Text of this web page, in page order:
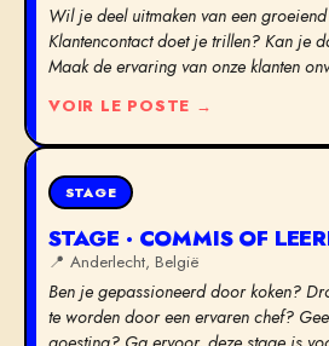
Wil je deel uitmaken van een
Klantencontact doet je trillen? Kan je
Maak de ervaring van onze klanten
VOIR LE POSTE →
STAGE
STAGE · COMMIS OF
📍 Anderlecht, België
Ben je gepassioneerd door koken?
te worden door een ervaren chef?